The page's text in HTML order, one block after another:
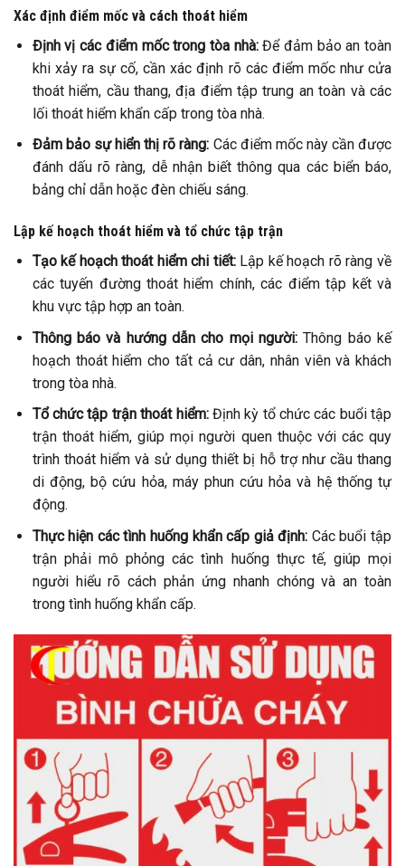
Xác định điểm mốc và cách thoát hiểm
Định vị các điểm mốc trong tòa nhà:Để đảm bảo an toàn
khi xảy ra sự cố, cần xác định rõ các điểm mốc như cửa
thoát hiểm, cầu thang, địa điểm tập trung an toàn và các
lối thoát hiểm khẩn cấp trong tòa nhà.
Đảm bảo sự hiển thị rõ ràng: Các điểm mốc này cần được
đánh dấu rõ ràng, dễ nhận biết thông qua các biển báo,
bảng chỉ dẫn hoặc đèn chiếu sáng.
Lập kế hoạch thoát hiểm và tổ chức tập trận
Tạo kế hoạch thoát hiểm chi tiết:Lập kế hoạch rõ ràng về
các tuyến đường thoát hiểm chính, các điểm tập kết và
khu vực tập hợp an toàn.
Thông báo và hướng dẫn cho mọi người: Thông báo kế
hoạch thoát hiểm cho tất cả cư dân, nhân viên và khách
trong tòa nhà.
Tổ chức tập trận thoát hiểm:Định kỳ tổ chức các buổi tập
trận thoát hiểm, giúp mọi người quen thuộc với các quy
trình thoát hiểm và sử dụng thiết bị hỗ trợ như cầu thang
di động, bộ cứu hỏa, máy phun cứu hỏa và hệ thống tự
động.
Thực hiện các tình huống khẩn cấp giả định: Các buổi tập
trận phải mô phỏng các tình huống thực tế, giúp mọi
người hiểu rõ cách phản ứng nhanh chóng và an toàn
trong tình huống khẩn cấp.